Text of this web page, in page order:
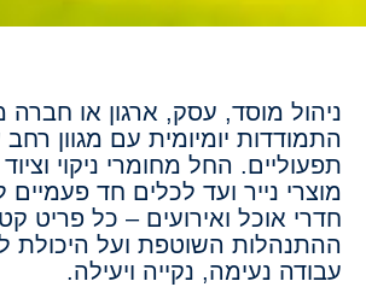
ניהול מוסד, עסק, ארגון או חברה
התמודדות יומיומית עם מגוון
תפעוליים. החל מחומרי ניקוי
מוצרי נייר ועד לכלים חד פעמיים
חדרי אוכל ואירועים – כל פריט
ההתנהלות השוטפת ועל היכולת
עבודה נעימה, נקייה ויעילה.